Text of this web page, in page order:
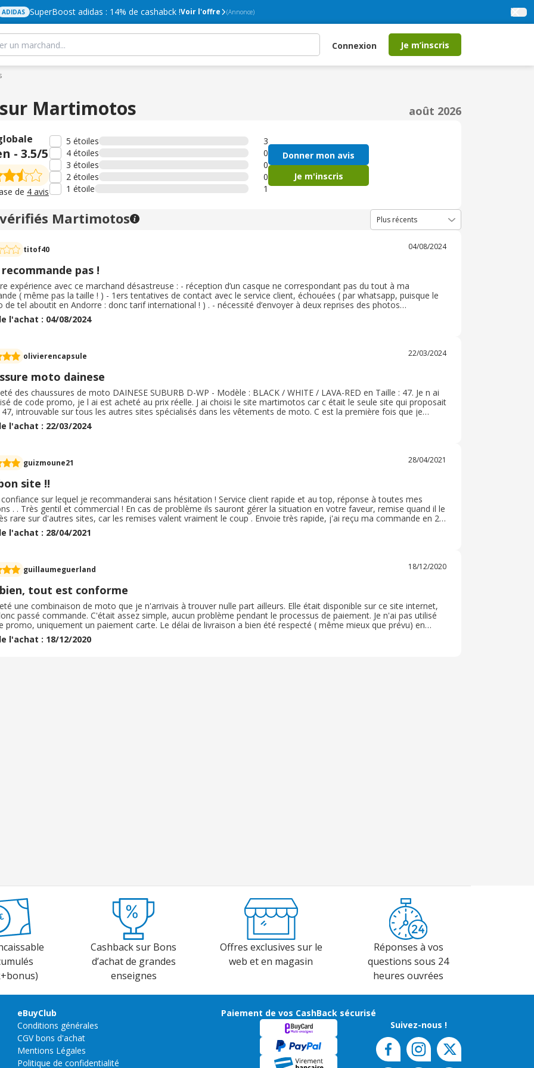
ADIDAS SuperBoost adidas : 14% de cashabck !Voir l'offre (Annonce)
Connexion Je m’inscris
Martimotos août 2026
- 3.5/5
de 4 avis
5 étoiles
3
4 étoiles
0
3 étoiles
0
2 étoiles
0
1 étoile
1
Donner mon avis
Je m'inscris
Martimotos
titof40 04/08/2024
recommande pas !
expérience avec ce marchand désastreuse : - réception d’un casque ne correspondant pas du tout à ma
( même pas la taille ! ) - 1ers tentatives de contact avec le service client, échouées ( par whatsapp, puisque le
de tel aboutit en Andorre : donc tarif international ! ) . - nécessité d’envoyer à deux reprises des photos
( perte de temps sur 2 jours, pas de prise en compte et pas de communication entre les employés) - après 5
: engagement de « martimotos » à expédier ma commande depuis l’Espagne pour une réception 2 jours plus
ma porte pour le retrait ( efficace donc, quand ils veulent ! ) Aujourd’hui, je me retrouver avec une commande
de 600€, non reçue, ne bénéficiant d’aucune assistance du service client ( difficilement joignable) et l’impossibilité
de ma moto… Ajoutez à cela, des problèmes de préparation de commande et l’absence totale de
et même d’excuse ! Aujourd’hui en litige ( via les services de paypal) contre martimotos, avec la
d’un recours en justice en cours d’élaboration par un cabinet de juriste. Je ne peux que déconseiller fortement
pragmatiquement peu compétent, malhonnête ( au vu de ses engagements « simples » non tenus) et au vu
générales et avis constatés : habitué finalement à ce type de litige. Je précise évidemment disposer de
éléments justificatifs pour corroborer cet avis, dans toute hypothèse de diffamation.
l'achat : 04/08/2024
olivierencapsule 22/03/2024
moto dainese
des chaussures de moto DAINESE SUBURB D-WP - Modèle : BLACK / WHITE / LAVA-RED en Taille : 47. Je n ai
de code promo, je l ai est acheté au prix réelle. J ai choisi le site martimotos car c était le seule site qui proposait
introuvable sur tous les autres sites spécialisés dans les vêtements de moto. C est la première fois que je
sur ce site et j ai trouvé la navigation très ergonomique avec une proposition et choix de marques de
moto assez exhaustive.
l'achat : 22/03/2024
guizmoune21 28/04/2021
site !!
sur lequel je recommanderai sans hésitation ! Service client rapide et au top, réponse à toutes mes
. . Très gentil et commercial ! En cas de problème ils sauront gérer la situation en votre faveur, remise quand il le
rare sur d'autres sites, car les remises valent vraiment le coup . Envoie très rapide, j'ai reçu ma commande en 2
point relais! On ne peut pas faire mieux. Depuis je commande dés que je peux mes équipements moto chez eux,
bonnes discussion avec le service client :)
l'achat : 28/04/2021
guillaumeguerland 18/12/2020
tout est conforme
une combinaison de moto que je n'arrivais à trouver nulle part ailleurs. Elle était disponible sur ce site internet,
passé commande. C'était assez simple, aucun problème pendant le processus de paiement. Je n'ai pas utilisé
promo, uniquement un paiement carte. Le délai de livraison a bien été respecté ( même mieux que prévu) en
jours seulement par Colissimo avec signature. L'emballage était correct et en rapport avec l'achat. Je n'ai rien à
de spécifique en plus.
l'achat : 18/12/2020
Cashback sur Bons
d’achat de grandes
enseignes
Offres exclusives sur le
web et en magasin
Réponses à vos
questions sous 24
heures ouvrées
eBuyClub
Conditions générales
CGV bons d'achat
Mentions Légales
Politique de confidentialité
Paiement de vos CashBack sécurisé
Suivez-nous !